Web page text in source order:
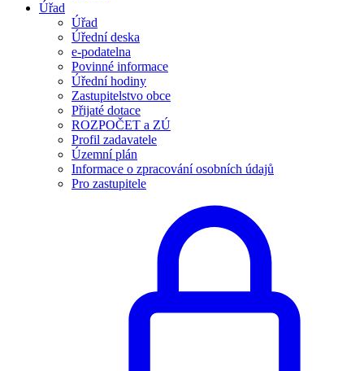
Úřad
Úřad
Úřední deska
e-podatelna
Povinné informace
Úřední hodiny
Zastupitelstvo obce
Přijaté dotace
ROZPOČET a ZÚ
Profil zadavatele
Územní plán
Informace o zpracování osobních údajů
Pro zastupitele